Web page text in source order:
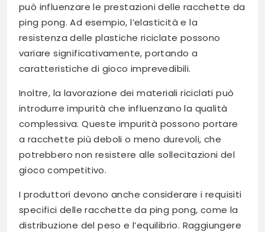
può influenzare le prestazioni delle racchette da
ping pong. Ad esempio, l’elasticità e la
resistenza delle plastiche riciclate possono
variare significativamente, portando a
caratteristiche di gioco imprevedibili.
Inoltre, la lavorazione dei materiali riciclati può
introdurre impurità che influenzano la qualità
complessiva. Queste impurità possono portare
a racchette più deboli o meno durevoli, che
potrebbero non resistere alle sollecitazioni del
gioco competitivo.
I produttori devono anche considerare i requisiti
specifici delle racchette da ping pong, come la
distribuzione del peso e l’equilibrio. Raggiungere